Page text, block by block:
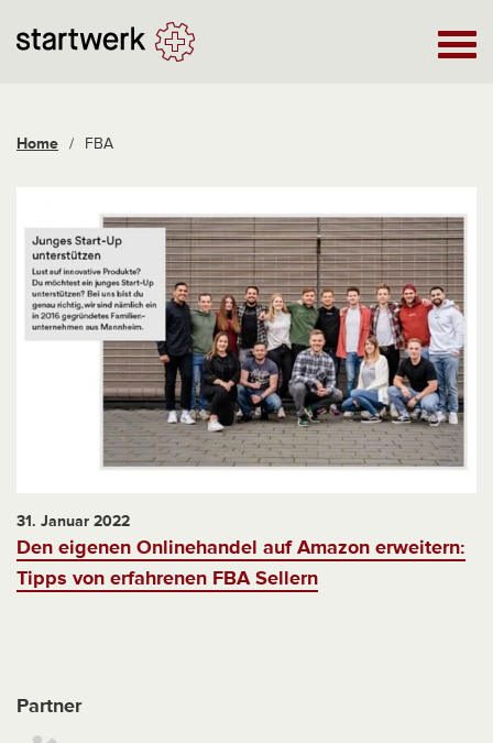
Home / FBA
31. Januar 2022
Den eigenen Onlinehandel auf Amazon erweitern:
Tipps von erfahrenen FBA Sellern
Partner